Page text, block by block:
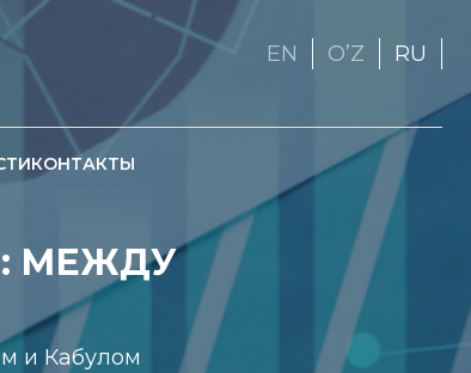
EN OʼZ RU
КОНТАКТЫ
МЕЖДУ
и Кабулом